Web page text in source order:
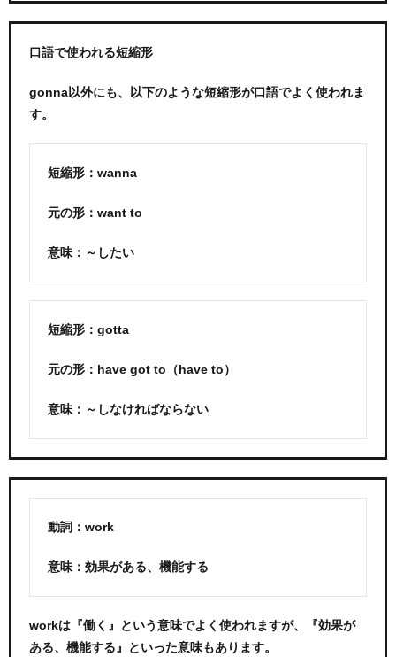
口語で使われる短縮形
gonna以外にも、以下のような短縮形が口語でよく使われま
す。
短縮形：wanna
元の形：want to
意味：～したい
短縮形：gotta
元の形：have got to（have to）
意味：～しなければならない
動詞：work
意味：効果がある、機能する
workは『働く』という意味でよく使われますが、『効果が
ある、機能する』といった意味もあります。